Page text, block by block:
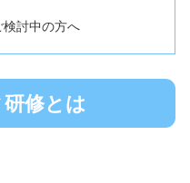
討中の方へ
修とは